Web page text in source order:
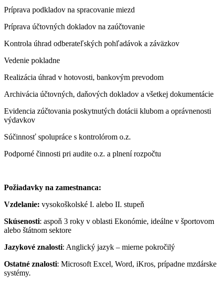
Príprava podkladov na spracovanie miezd
Príprava účtovných dokladov na zaúčtovanie
Kontrola úhrad odberateľských pohľadávok a záväzkov
Vedenie pokladne
Realizácia úhrad v hotovosti, bankovým prevodom
Archivácia účtovných, daňových dokladov a všetkej dokumentácie
Evidencia zúčtovania poskytnutých dotácii klubom a oprávnenosti
výdavkov
Súčinnosť spolupráce s kontrolórom o.z.
Podporné činnosti pri audite o.z. a plnení rozpočtu
Požiadavky na zamestnanca:
Vzdelanie: vysokoškolské I. alebo II. stupeň
Skúsenosti: aspoň 3 roky v oblasti Ekonómie, ideálne v športovom
alebo štátnom sektore
Jazykové znalosti: Anglický jazyk – mierne pokročilý
Ostatné znalosti: Microsoft Excel, Word, iKros, prípadne mzdárske
systémy.